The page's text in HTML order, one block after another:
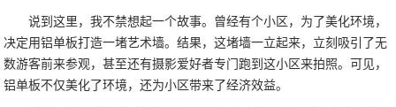
说到这里，我不禁想起一个故事。曾经有个小区，为了美化环境，
决定用铝单板打造一堵艺术墙。结果，这堵墙一立起来，立刻吸引了无
数游客前来参观，甚至还有摄影爱好者专门跑到这小区来拍照。可见，
铝单板不仅美化了环境，还为小区带来了经济效益。